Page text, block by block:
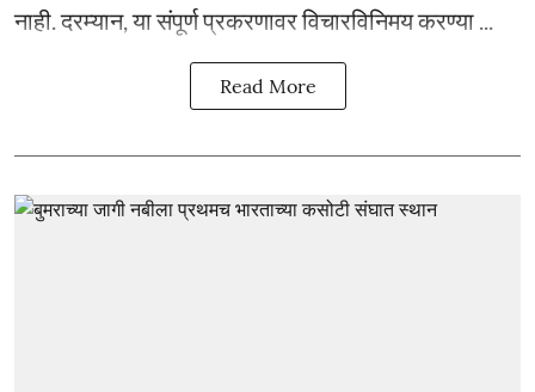
नाही. दरम्यान, या संपूर्ण प्रकरणावर विचारविनिमय करण्या ...
Read More